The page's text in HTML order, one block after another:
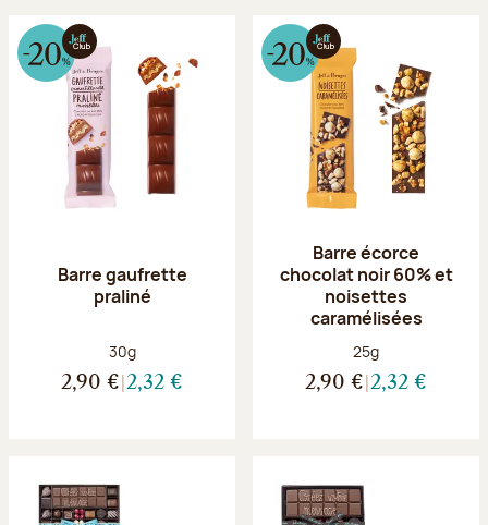
Barre gaufrette
praliné
Poids net :
30g
2,90 € 2,32 €
Barre écorce
chocolat noir 60% et
noisettes
caramélisées
Poids net :
25g
2,90 € 2,32 €